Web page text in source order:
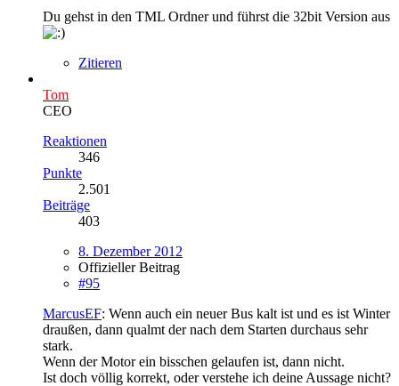
Du gehst in den TML Ordner und führst die 32bit Version aus
Zitieren
Tom
CEO
Reaktionen
346
Punkte
2.501
Beiträge
403
8. Dezember 2012
Offizieller Beitrag
#95
MarcusEF: Wenn auch ein neuer Bus kalt ist und es ist Winter
draußen, dann qualmt der nach dem Starten durchaus sehr
stark.
Wenn der Motor ein bisschen gelaufen ist, dann nicht.
Ist doch völlig korrekt, oder verstehe ich deine Aussage nicht?